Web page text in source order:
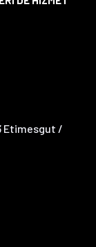
Etimesgut /